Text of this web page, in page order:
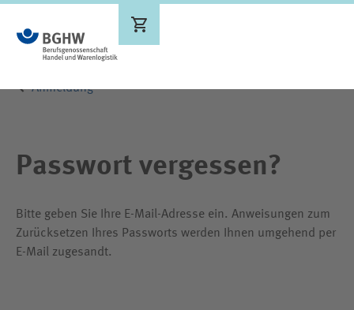
Ergebnisse werden aktualisiert
Anmeldung
Passwort vergessen?
Bitte geben Sie Ihre E-Mail-Adresse ein. Anweisungen zum
Zurücksetzen Ihres Passworts werden Ihnen umgehend per
E-Mail zugesandt.